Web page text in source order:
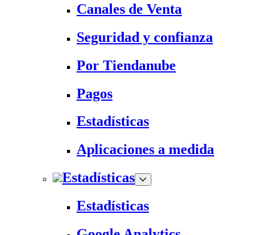
Canales de Venta
Seguridad y confianza
Por Tiendanube
Pagos
Estadísticas
Aplicaciones a medida
Estadísticas
Estadísticas